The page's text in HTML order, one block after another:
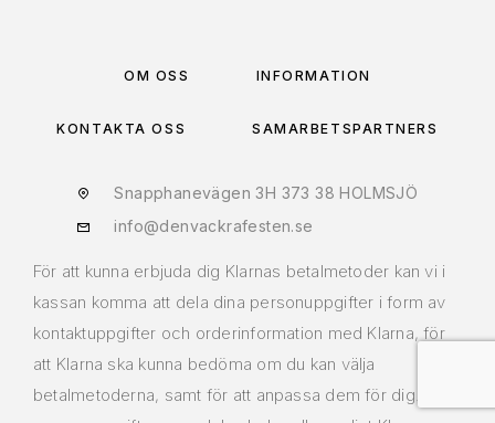
OM OSS INFORMATION
KONTAKTA OSS SAMARBETSPARTNERS
Snapphanevägen 3H 373 38 HOLMSJÖ
info@denvackrafesten.se
För att kunna erbjuda dig Klarnas betalmetoder kan vi i
kassan komma att dela dina personuppgifter i form av
kontaktuppgifter och orderinformation med Klarna, för
att Klarna ska kunna bedöma om du kan välja
betalmetoderna, samt för att anpassa dem för dig. Dina